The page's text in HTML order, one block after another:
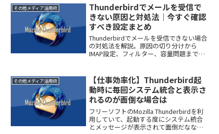
その他メディア活用術
Thunderbirdでメールを受信で
きない原因と対処法｜今すぐ確認
すべき設定まとめ
Thunderbirdでメールを受信できない場合
の対処法を解説。原因の切り分けから
IMAP設定、フィルター、容量問題まで初
その他メディア活用術
【仕事効率化】Thunderbird起
動時に毎回システム統合と表示さ
れるのが面倒な場合は
フリーソフトのMozilla Thunderbirdを利
用していて、起動する度にシステム統合
とメッセージが表示されて面倒だななん